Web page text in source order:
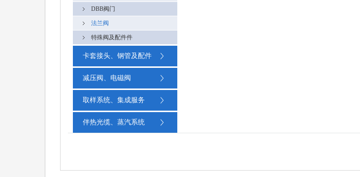
DBB阀门
法兰阀
特殊阀及配件件
卡套接头、钢管及配件
减压阀、电磁阀
取样系统、集成服务
伴热光缆、蒸汽系统